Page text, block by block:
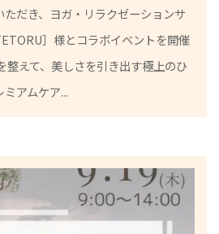
だき、ヨガ・リラクゼーションサ
］様とコラボイベントを開催
整えて、美しさを引き出す極上のひ
アムケア...